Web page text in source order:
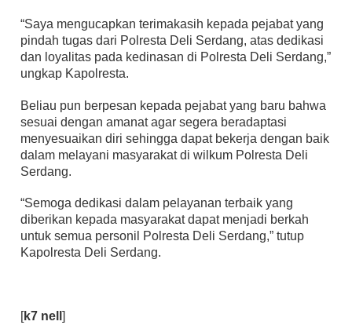
“Saya mengucapkan terimakasih kepada pejabat yang
pindah tugas dari Polresta Deli Serdang, atas dedikasi
dan loyalitas pada kedinasan di Polresta Deli Serdang,”
ungkap Kapolresta.
Beliau pun berpesan kepada pejabat yang baru bahwa
sesuai dengan amanat agar segera beradaptasi
menyesuaikan diri sehingga dapat bekerja dengan baik
dalam melayani masyarakat di wilkum Polresta Deli
Serdang.
“Semoga dedikasi dalam pelayanan terbaik yang
diberikan kepada masyarakat dapat menjadi berkah
untuk semua personil Polresta Deli Serdang,” tutup
Kapolresta Deli Serdang.
[k7 nell ]